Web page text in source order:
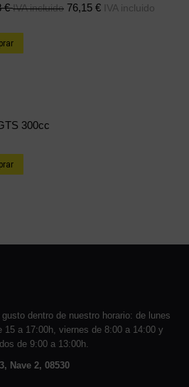
€ IVA incluido 76,15 € IVA incluido
300cc
dentro de nuestro horario: de lunes
a 17:00h, viernes de 8:00 a 14:00 y
de 9:00 a 13:00h.
Nave 2, 08530